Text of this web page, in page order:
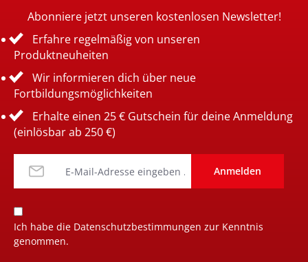
Abonniere jetzt unseren kostenlosen Newsletter!
Erfahre regelmäßig von unseren
Produktneuheiten
Wir informieren dich über neue
Fortbildungsmöglichkeiten
Erhalte einen 25 € Gutschein für deine Anmeldung
(einlösbar ab 250 €)
Anmelden
Ich habe die Datenschutzbestimmungen zur Kenntnis
genommen.